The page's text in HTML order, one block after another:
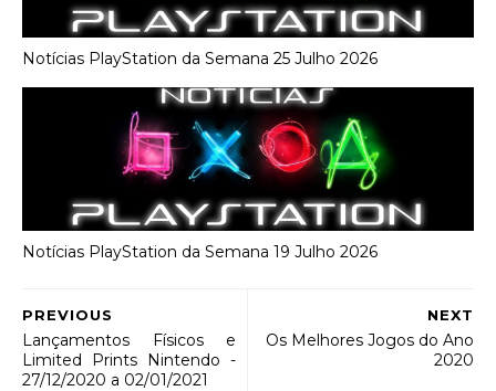
Notícias PlayStation da Semana 25 Julho 2026
Notícias PlayStation da Semana 19 Julho 2026
NEXT
Os Melhores Jogos do Ano
2020
PREVIOUS
Lançamentos Físicos e
Limited Prints Nintendo -
27/12/2020 a 02/01/2021